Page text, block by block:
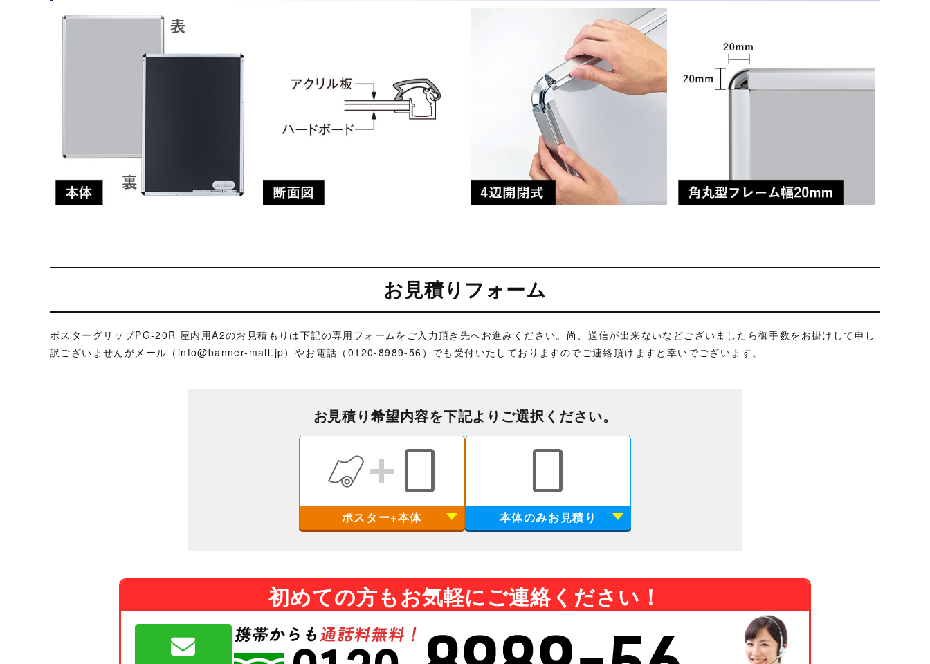
お見積りフォーム
ポスターグリップPG-20R 屋内用A2のお見積もりは下記の専用フォームをご入力頂き先へお進みください。尚、送信が出来ないなどございましたら御手数をお掛けして申し
訳ございませんがメール（ info@banner-mall.jp）やお電話（0120-8989-56）でも受付いたしておりますのでご連絡頂けますと幸いでございます。
お見積り希望内容を下記よりご選択ください。
ポスター+本体 本体のみお見積り
初めての方もお気軽にご連絡ください！